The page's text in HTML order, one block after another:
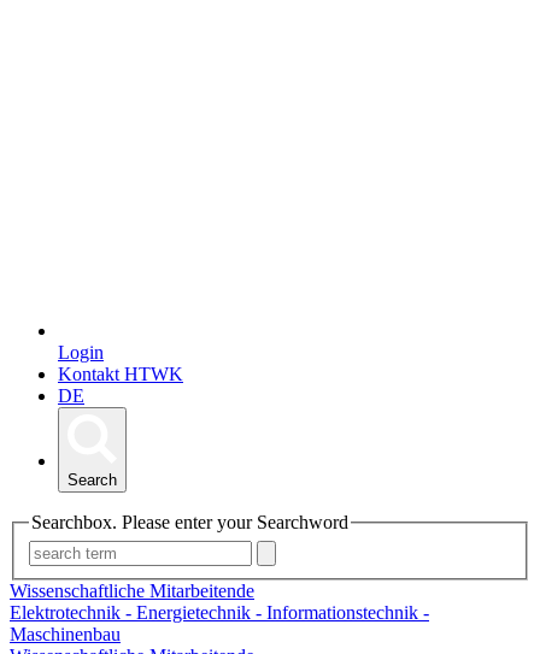
Login
Kontakt HTWK
DE
Search
Searchbox. Please enter your Searchword
Wissenschaftliche Mitarbeitende
Elektrotechnik - Energietechnik - Informationstechnik -
Maschinenbau